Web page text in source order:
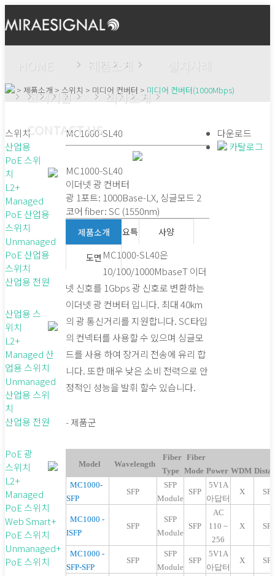
HOME 제품소개
설치사례
고객지원
회사소개
CONTACT US
> 제품소개 > 스위치 > 미디어 컨버터 > 미디어 컨버터(1000Mbps)
스위치
산업용
PoE 스위
치
L2+
Managed
PoE 산업용
스위치
Unmanaged
PoE 산업용
스위치
산업용 전원
산업용 스
위치
L2+
Managed 산
업용 스위치
Unmanaged
산업용 스위
치
산업용 전원
PoE 광
스위치
L2+
Managed
PoE 스위치
Web Smart+
PoE 스위치
Unmanaged+
PoE 스위치
MC1000-SL40
MC1000-SL40
이더넷 광 컨버터
광 1포트: 1000Base-LX, 싱글모드 2
코어 fiber: SC (1550nm)
제품소개 주요특징 사양
도면 MC1000-SL40은
10/100/1000MbaseT 이더
넷 신호를 1Gbps 광 신호로 변환하는
이더넷 광 컨버터 입니다. 최대 40km
의 광 통신거리를 지원합니다. SC타입
의 컨넥터를 사용할 수 있으며 싱글모
드를 사용 하여 장거리 전송에 유리 합
니다. 또한 매우 낮은 소비 전력으로 안
정적인 성능을 발휘 할수 있습니다.
- 제품군
Model Wavelength
Fiber
Type
Fiber
Mode Power WDM
MC1000-
SFP
SFP
SFP
Module
SFP
5V1A
아답터
X SFP
MC1000 -
ISFP
SFP
SFP
Module
SFP
AC
110 ~
256
X SFP
MC1000 -
SFP-SFP
SFP
SFP
Module
SFP
5V1A
아답터
X SFP
다운로드
카탈로그